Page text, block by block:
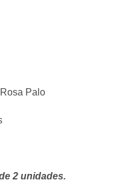
Palo
2 unidades.